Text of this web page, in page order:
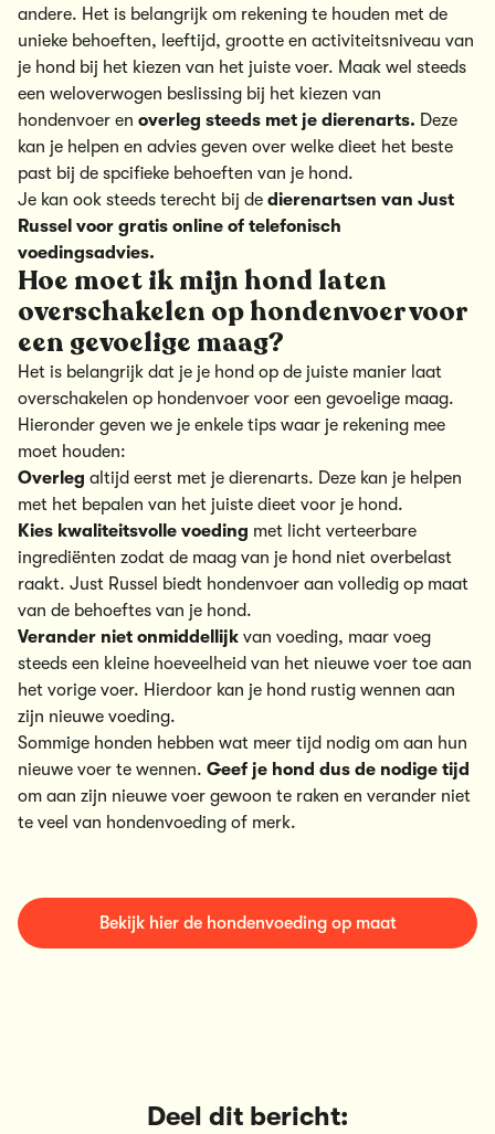
andere. Het is belangrijk om rekening te houden met de
unieke behoeften, leeftijd, grootte en activiteitsniveau van
je hond bij het kiezen van het juiste voer. Maak wel steeds
een weloverwogen beslissing bij het kiezen van
hondenvoer en overleg steeds met je dierenarts. Deze
kan je helpen en advies geven over welke dieet het beste
past bij de spcifieke behoeften van je hond.
Je kan ook steeds terecht bij de dierenartsen van Just
Russel voor gratis online of telefonisch
voedingsadvies.
Hoe moet ik mijn hond laten
overschakelen op hondenvoer voor
een gevoelige maag?
Het is belangrijk dat je je hond op de juiste manier laat
overschakelen op hondenvoer voor een gevoelige maag.
Hieronder geven we je enkele tips waar je rekening mee
moet houden:
Overleg altijd eerst met je dierenarts. Deze kan je helpen
met het bepalen van het juiste dieet voor je hond.
Kies kwaliteitsvolle voeding met licht verteerbare
ingrediënten zodat de maag van je hond niet overbelast
raakt. Just Russel biedt hondenvoer aan volledig op maat
van de behoeftes van je hond.
Verander niet onmiddellijk van voeding, maar voeg
steeds een kleine hoeveelheid van het nieuwe voer toe aan
het vorige voer. Hierdoor kan je hond rustig wennen aan
zijn nieuwe voeding.
Sommige honden hebben wat meer tijd nodig om aan hun
nieuwe voer te wennen. Geef je hond dus de nodige tijd
om aan zijn nieuwe voer gewoon te raken en verander niet
te veel van hondenvoeding of merk.
Bekijk hier de hondenvoeding op maat
Deel dit bericht: